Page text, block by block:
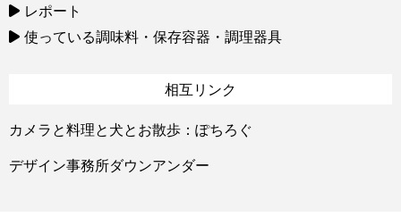
レポート
使っている調味料・保存容器・調理器具
相互リンク
カメラと料理と犬とお散歩：ぽちろぐ
デザイン事務所ダウンアンダー